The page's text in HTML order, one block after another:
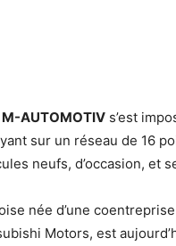
M-AUTOMOTIV s’est
sur un réseau de 16
neufs, d’occasion, et
née d’une
Motors, est